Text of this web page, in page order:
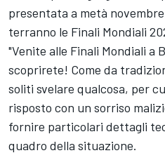
presentata a metà
terranno le Finali Mondiali
"Venite alle Finali Mondiali a
scoprirete! Come da
soliti svelare qualcosa, per
risposto con un sorriso
fornire particolari dettagli
quadro della situazione.